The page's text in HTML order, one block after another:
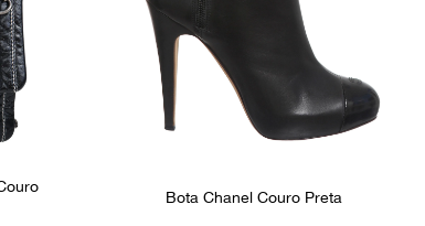
Bota Chanel Couro Preta